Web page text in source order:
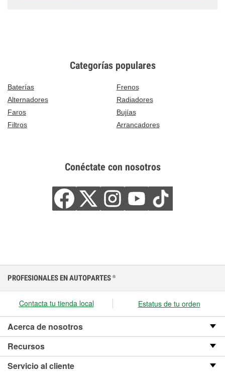
Categorías populares
Baterías
Frenos
Alternadores
Radiadores
Faros
Bujías
Filtros
Arrancadores
Conéctate con nosotros
PROFESIONALES EN AUTOPARTES ®
Contacta tu tienda local Estatus de tu orden
Acerca de nosotros
Recursos
Servicio al cliente